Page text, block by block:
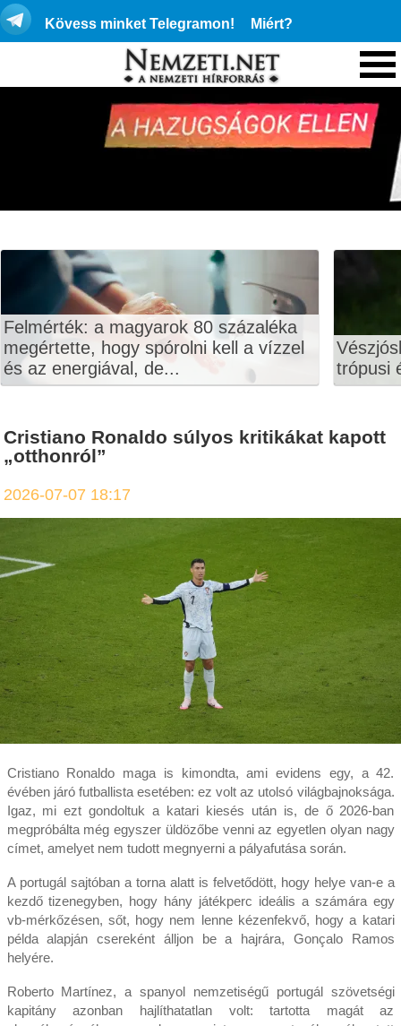
Kövess minket Telegramon! Miért?
Felmérték: a magyarok 80 százaléka
megértette, hogy spórolni kell a vízzel
és az energiával, de...
trópusi
Cristiano Ronaldo súlyos kritikákat kapott
„otthonról”
2026-07-07 18:17
Cristiano Ronaldo maga is kimondta, ami evidens egy, a 42.
évében járó futballista esetében: ez volt az utolsó világbajnoksága.
Igaz, mi ezt gondoltuk a katari kiesés után is, de ő 2026-ban
megpróbálta még egyszer üldözőbe venni az egyetlen olyan nagy
címet, amelyet nem tudott megnyerni a pályafutása során.
A portugál sajtóban a torna alatt is felvetődött, hogy helye van-e a
kezdő tizenegyben, hogy hány játékperc ideális a számára egy
vb-mérkőzésen, sőt, hogy nem lenne kézenfekvő, hogy a katari
példa alapján csereként álljon be a hajrára, Gonçalo Ramos
helyére.
Roberto Martínez, a spanyol nemzetiségű portugál szövetségi
kapitány azonban hajlíthatatlan volt: tartotta magát az